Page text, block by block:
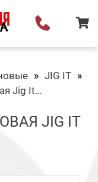
JIG IT
Приманка Силиконовая Jig It Snoop 4 012 Squid
JIG IT